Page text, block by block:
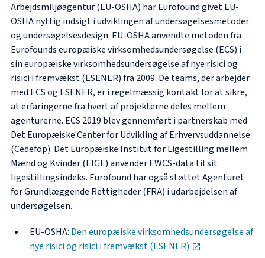
Arbejdsmiljøagentur (EU-OSHA) har Eurofound givet EU-
OSHA nyttig indsigt i udviklingen af undersøgelsesmetoder
og undersøgelsesdesign. EU-OSHA anvendte metoden fra
Eurofounds europæiske virksomhedsundersøgelse (ECS) i
sin europæiske virksomhedsundersøgelse af nye risici og
risici i fremvækst (ESENER) fra 2009. De teams, der arbejder
med ECS og ESENER, er i regelmæssig kontakt for at sikre,
at erfaringerne fra hvert af projekterne deles mellem
agenturerne. ECS 2019 blev gennemført i partnerskab med
Det Europæiske Center for Udvikling af Erhvervsuddannelse
(Cedefop). Det Europæiske Institut for Ligestilling mellem
Mænd og Kvinder (EIGE) anvender EWCS-data til sit
ligestillingsindeks. Eurofound har også støttet Agenturet
for Grundlæggende Rettigheder (FRA) i udarbejdelsen af
undersøgelsen.
EU-OSHA: Den europæiske virksomhedsundersøgelse af
nye risici og risici i fremvækst (ESENER)